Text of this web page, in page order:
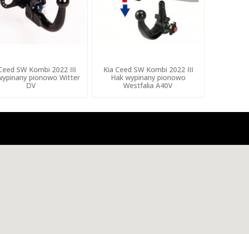
SW Kombi 2022 III
pionowo Witter
DV
Kia Ceed SW Kombi 2022 III
Hak wypinany pionowo
Westfalia A40V